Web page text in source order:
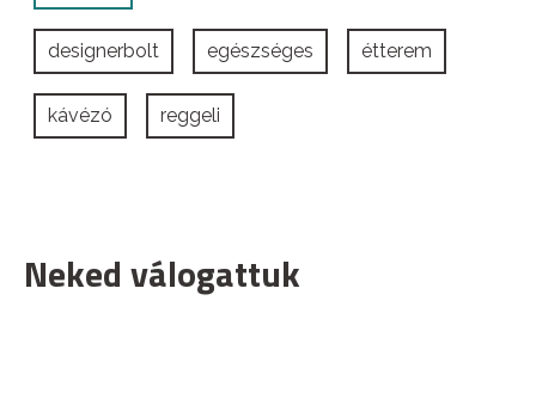
designerbolt egészséges étterem
kávézó reggeli
Neked válogattuk